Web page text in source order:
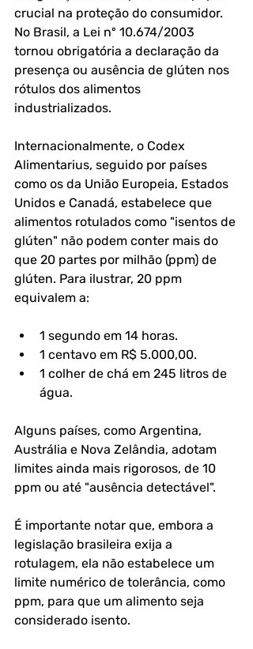
crucial na proteção do consumidor.
No Brasil, a Lei nº 10.674/2003
tornou obrigatória a declaração da
presença ou ausência de glúten nos
rótulos dos alimentos
industrializados.
Internacionalmente, o Codex
Alimentarius, seguido por países
como os da União Europeia, Estados
Unidos e Canadá, estabelece que
alimentos rotulados como "isentos de
glúten" não podem conter mais do
que 20 partes por milhão (ppm) de
glúten. Para ilustrar, 20 ppm
equivalem a:
1 segundo em 14 horas.
1 centavo em R$ 5.000,00.
1 colher de chá em 245 litros de
água.
Alguns países, como Argentina,
Austrália e Nova Zelândia, adotam
limites ainda mais rigorosos, de 10
ppm ou até "ausência detectável".
É importante notar que, embora a
legislação brasileira exija a
rotulagem, ela não estabelece um
limite numérico de tolerância, como
ppm, para que um alimento seja
considerado isento.